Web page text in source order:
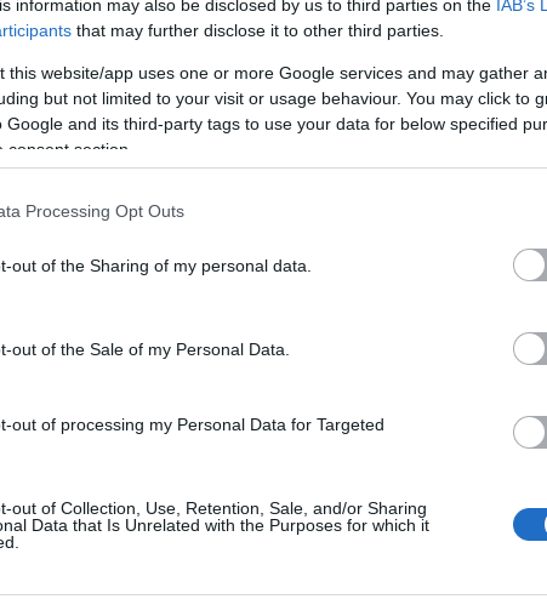
information may also be disclosed by us to third parties on the IAB’s
that may further disclose it to other third parties.
this website/app uses one or more Google services and may gather
but not limited to your visit or usage behaviour. You may click to
Google and its third-party tags to use your data for below specified
consent section.
Processing Opt Outs
out of the Sharing of my personal data.
out of the Sale of my Personal Data.
out of processing my Personal Data for Targeted
out of Collection, Use, Retention, Sale, and/or Sharing
Data that Is Unrelated with the Purposes for which it
de confidentele care ti-au ascultat
tineretea si nonconformismul